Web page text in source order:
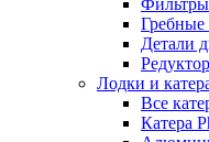
Фильтры
Детали
Редуктор
Лодки и
Все
Катера